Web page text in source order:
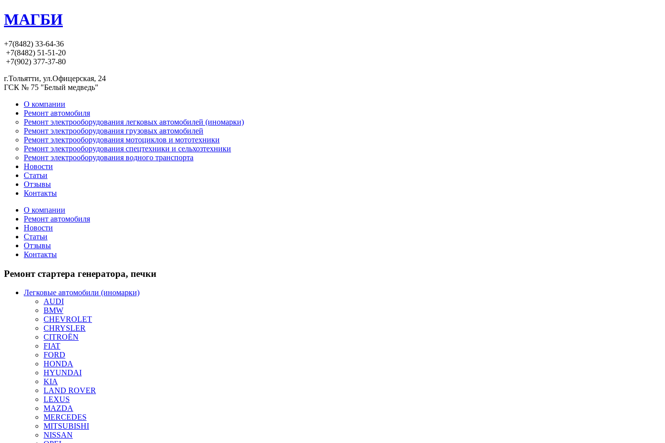
МАГБИ
+7(8482) 33-64-36
+7(8482) 51-51-20
+7(902) 377-37-80
г.Тольятти, ул.Офицерская, 24
ГСК № 75 "Белый медведь"
О компании
Ремонт автомобиля
Ремонт электрооборудования легковых автомобилей (иномарки)
Ремонт электрооборудования грузовых автомобилей
Ремонт электрооборудования мотоциклов и мототехники
Ремонт электрооборудования спецтехники и сельхозтехники
Ремонт электрооборудования водного транспорта
Новости
Статьи
Отзывы
Контакты
О компании
Ремонт автомобиля
Новости
Статьи
Отзывы
Контакты
Ремонтстартера генератора, печки
Легковые автомобили (иномарки)
AUDI
BMW
CHEVROLET
CHRYSLER
CITROЁN
FIAT
FORD
HONDA
HYUNDAI
KIA
LAND ROVER
LEXUS
MAZDA
MERCEDES
MITSUBISHI
NISSAN